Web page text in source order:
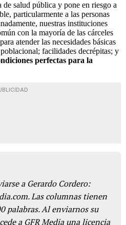
de salud pública y pone en riesgo a
particularmente a las personas
nuestras instituciones
con la mayoría de las cárceles
atender las necesidades básicas
facilidades decrépitas; y
perfectas para la
a Gerardo Cordero:
Las columnas tienen
palabras. Al enviarnos su
a GFR Media una licencia